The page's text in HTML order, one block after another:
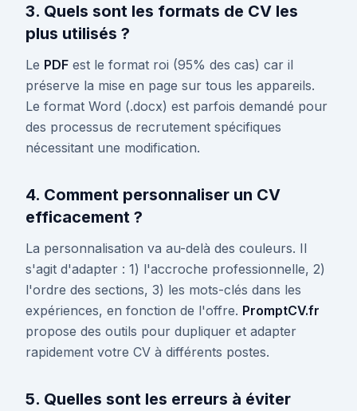
3. Quels sont les formats de CV les
plus utilisés ?
Le PDF est le format roi (95% des cas) car il
préserve la mise en page sur tous les appareils.
Le format Word (.docx) est parfois demandé pour
des processus de recrutement spécifiques
nécessitant une modification.
4. Comment personnaliser un CV
efficacement ?
La personnalisation va au-delà des couleurs. Il
s'agit d'adapter : 1) l'accroche professionnelle, 2)
l'ordre des sections, 3) les mots-clés dans les
expériences, en fonction de l'offre. PromptCV.fr
propose des outils pour dupliquer et adapter
rapidement votre CV à différents postes.
5. Quelles sont les erreurs à éviter